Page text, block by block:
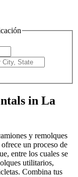
in La
y remolques
ofrece un proceso de
entre los cuales se
utilitarios,
Combina tus